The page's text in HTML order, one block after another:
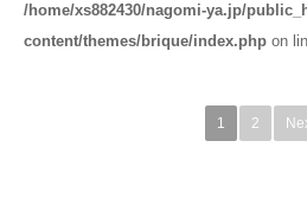
/home/xs882430/nagomi-ya.jp/
content/themes/brique/index.php on
1 2